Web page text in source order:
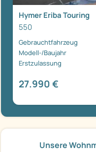
Hymer Eriba Touring
550
Gebrauchtfahrzeug
Modell-/Baujahr
Erstzulassung
27.990 €
Unsere